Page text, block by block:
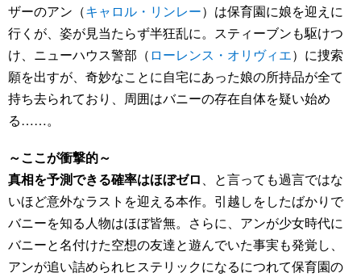
ザーのアン（キャロル・リンレー）は保育園に娘を迎えに
行くが、姿が見当たらず半狂乱に。スティーブンも駆けつ
け、ニューハウス警部（ ローレンス・オリヴィエ）に捜索
願を出すが、奇妙なことに自宅にあった娘の所持品が全て
持ち去られており、周囲はバニーの存在自体を疑い始め
る……。
～ここが衝撃的～
真相を予測できる確率はほぼゼロ、と言っても過言ではな
いほど意外なラストを迎える本作。引越しをしたばかりで
バニーを知る人物はほぼ皆無。さらに、アンが少女時代に
バニーと名付けた空想の友達と遊んでいた事実も発覚し、
アンが追い詰められヒステリックになるにつれて保育園の